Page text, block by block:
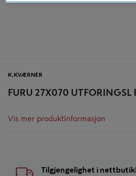
FURU 27X070
K.KVÆRNER
Vis mer produktinformasjon
Tilgjengelighet i